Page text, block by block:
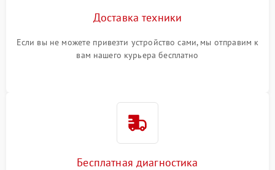
Доставка техники
Если вы не можете привезти устройство сами, мы отправим к
вам нашего курьера бесплатно
Бесплатная диагностика